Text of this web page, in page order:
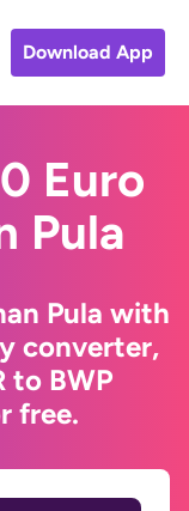
Download App
Euro
Pula
Pula with
converter,
to BWP
free.